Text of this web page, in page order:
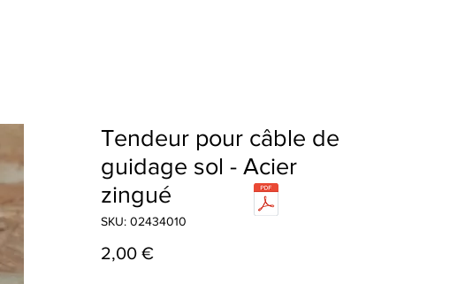
Tendeur pour câble de
guidage sol - Acier
zingué
SKU: 02434010
2,00 €Precio